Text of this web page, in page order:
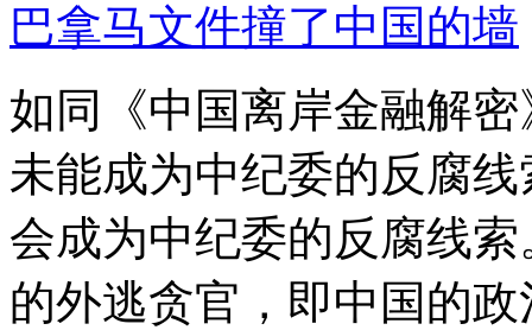
巴拿马文件撞了中国的墙
如同《中国离岸金融解
未能成为中纪委的反腐
会成为中纪委的反腐线
的外逃贪官，即中国的